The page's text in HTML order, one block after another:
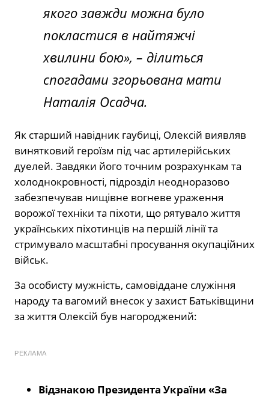
якого завжди можна було
покластися в найтяжчі
хвилини бою», – ділиться
спогадами згорьована мати
Наталія Осадча.
Як старший навідник гаубиці, Олексій виявляв
винятковий героїзм під час артилерійських
дуелей. Завдяки його точним розрахункам та
холоднокровності, підрозділ неодноразово
забезпечував нищівне вогневе ураження
ворожої техніки та піхоти, що рятувало життя
українських піхотинців на першій лінії та
стримувало масштабні просування окупаційних
військ.
За особисту мужність, самовіддане служіння
народу та вагомий внесок у захист Батьківщини
за життя Олексій був нагороджений:
РЕКЛАМА
Відзнакою Президента України «За